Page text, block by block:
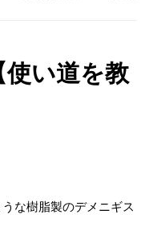
い道を教
な樹脂製のデメニギス